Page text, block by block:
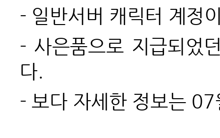
- 일반서버 캐릭터 계정
- 사은품으로 지급되었
다.
- 보다 자세한 정보는